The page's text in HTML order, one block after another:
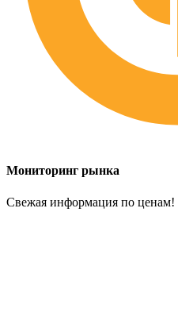
Мониторинг рынка
Свежая информация по ценам!